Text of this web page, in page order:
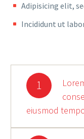
Adipisicing elit,
Incididunt ut
1
eiusmod